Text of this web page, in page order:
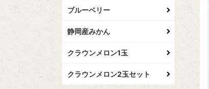
ブルーベリー
静岡産みかん
クラウンメロン1玉
クラウンメロン2玉セット